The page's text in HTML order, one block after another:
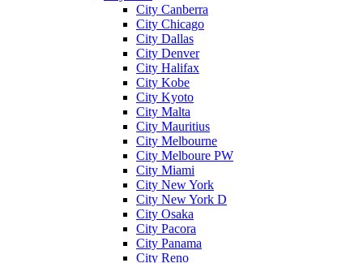
City Canberra
City Chicago
City Dallas
City Denver
City Halifax
City Kobe
City Kyoto
City Malta
City Mauritius
City Melbourne
City Melboure PW
City Miami
City New York
City New York D
City Osaka
City Pacora
City Panama
City Reno